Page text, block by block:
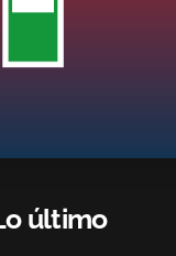
último